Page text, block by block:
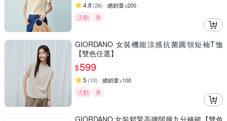
4.8 (26) 總銷量>200
活動 券
GIORDANO 女裝機能涼感抗菌圓領短袖T恤
【雙色任選】
$599
5 (10) 總銷量>100
活動 券